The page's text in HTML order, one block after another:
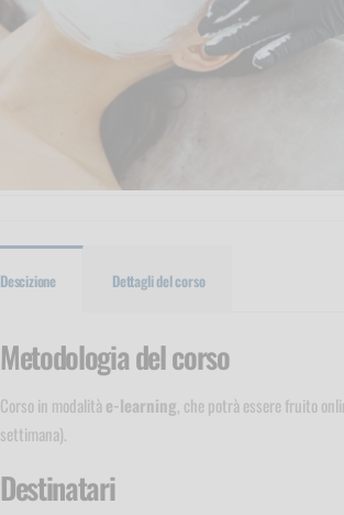
Descizione Dettagli del corso
Metodologia del corso
Corso in modalità e-learning, che potrà essere fruito
settimana).
Destinatari